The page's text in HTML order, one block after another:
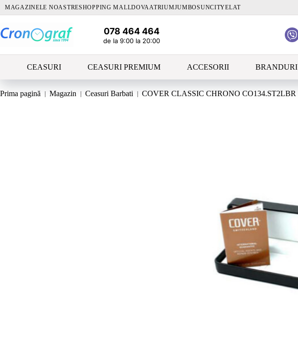
SariMAGAZINELE NOASTRESHOPPING MALLDOVA ATRIUMJUMBOSUNCITYELAT
078 464 464
de la 9:00 la 20:00
CEASURI CEASURI PREMIUM ACCESORII BRANDURI
Prima pagină Magazin Ceasuri Barbati COVER CLASSIC CHRONO CO134.ST2LBR